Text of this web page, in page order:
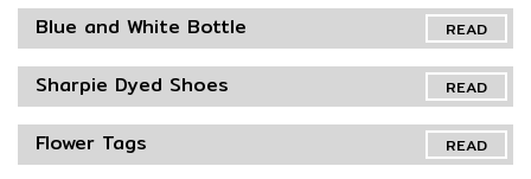
READ
Blue and White Bottle
READ
Sharpie Dyed Shoes
READ
Flower Tags